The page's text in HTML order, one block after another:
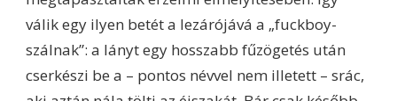
válik egy ilyen betét a lezárójává a „fuckboy-
szálnak”: a lányt egy hosszabb fűzögetés után
cserkészi be a – pontos névvel nem illetett – srác,